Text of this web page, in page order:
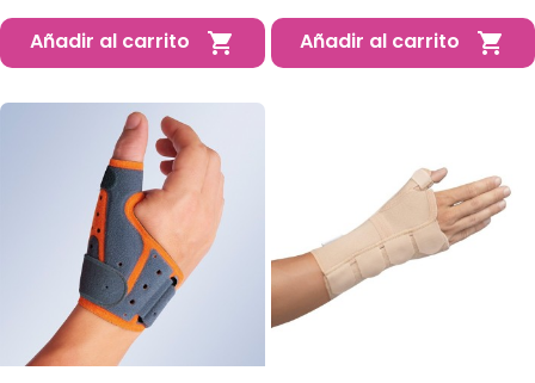
Añadir al carrito

Añadir al carrito
